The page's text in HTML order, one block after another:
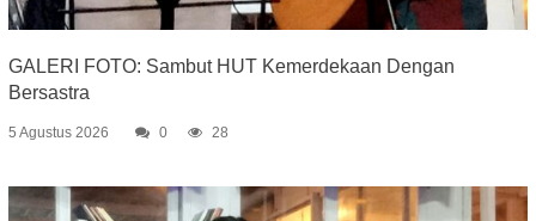
GALERI FOTO: Sambut HUT Kemerdekaan Dengan
Bersastra
5 Agustus 2026 0 28